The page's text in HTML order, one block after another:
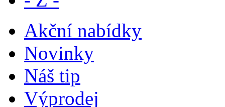
Akční nabídky
Novinky
Náš tip
Výprodej